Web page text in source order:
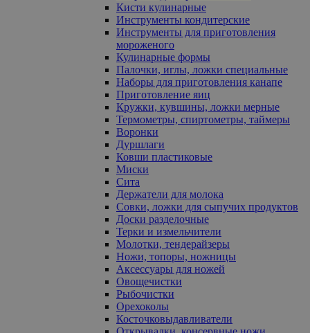
Кисти кулинарные
Инструменты кондитерские
Инструменты для приготовления
мороженого
Кулинарные формы
Палочки, иглы, ложки специальные
Наборы для приготовления канапе
Приготовление яиц
Кружки, кувшины, ложки мерные
Термометры, спиртометры, таймеры
Воронки
Дуршлаги
Ковши пластиковые
Миски
Сита
Держатели для молока
Совки, ложки для сыпучих продуктов
Доски разделочные
Терки и измельчители
Молотки, тендерайзеры
Ножи, топоры, ножницы
Аксессуары для ножей
Овощечистки
Рыбочистки
Орехоколы
Косточковыдавливатели